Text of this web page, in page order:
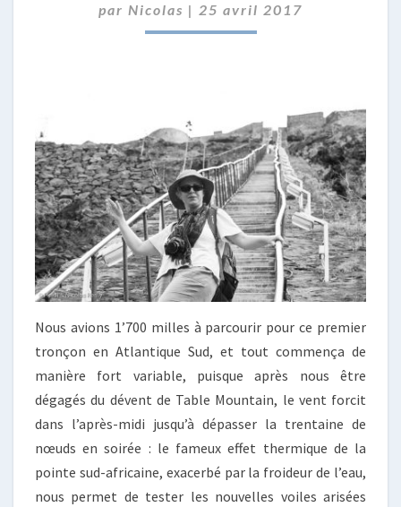
BON-
APARTE
par Nicolas | 25 avril 2017
Nous avions 1’700 milles à parcourir pour ce premier
tronçon en Atlantique Sud, et tout commença de
manière fort variable, puisque après nous être
dégagés du dévent de Table Mountain, le vent forcit
dans l’après-midi jusqu’à dépasser la trentaine de
nœuds en soirée : le fameux effet thermique de la
pointe sud-africaine, exacerbé par la froideur de l’eau,
nous permet de tester les nouvelles voiles arisées